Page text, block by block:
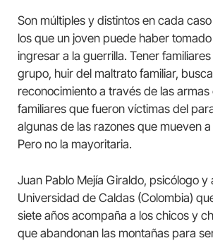
Son múltiples y distintos en cada
los que un joven puede haber
ingresar a la guerrilla. Tener
grupo, huir del maltrato familiar,
reconocimiento a través de las armas
familiares que fueron víctimas del
algunas de las razones que mueven a
Pero no la mayoritaria.
Juan Pablo Mejía Giraldo, psicólogo y
Universidad de Caldas (Colombia)
siete años acompaña a los chicos y
que abandonan las montañas para